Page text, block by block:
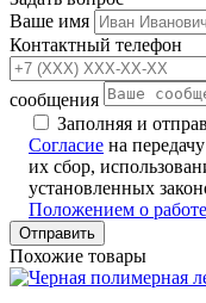
Ваше имя
Контактный телефон
сообщения
Заполняя и
Согласие на
их сбор,
установленных
Положением о
Похожие товары